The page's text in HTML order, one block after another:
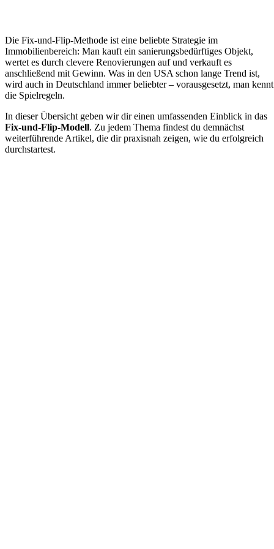
Die Fix-und-Flip-Methode ist eine beliebte Strategie im
Immobilienbereich: Man kauft ein sanierungsbedürftiges Objekt,
wertet es durch clevere Renovierungen auf und verkauft es
anschließend mit Gewinn. Was in den USA schon lange Trend ist,
wird auch in Deutschland immer beliebter – vorausgesetzt, man kennt
die Spielregeln.
In dieser Übersicht geben wir dir einen umfassenden Einblick in das
Fix-und-Flip-Modell. Zu jedem Thema findest du demnächst
weiterführende Artikel, die dir praxisnah zeigen, wie du erfolgreich
durchstartest.